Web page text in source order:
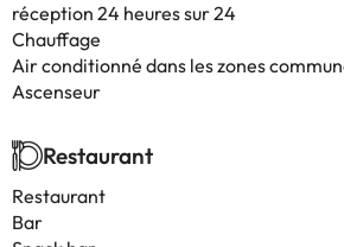
réception 24 heures sur 24
Chauffage
Air conditionné dans les zones
Ascenseur
Restaurant
Restaurant
Bar